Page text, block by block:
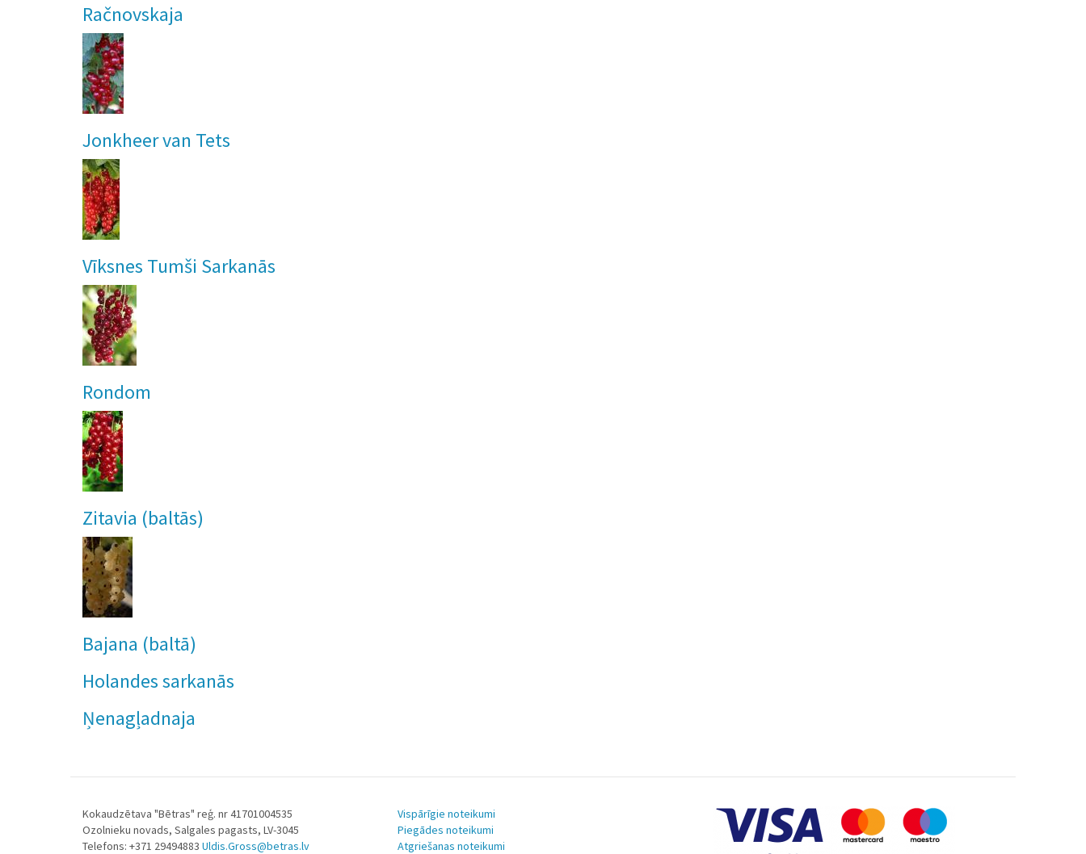
Račnovskaja
Jonkheer van Tets
Vīksnes Tumši Sarkanās
Rondom
Zitavia (baltās)
Bajana (baltā)
Holandes sarkanās
Ņenagļadnaja
Kokaudzētava "Bētras" reģ. nr 41701004535
Ozolnieku novads, Salgales pagasts, LV-3045
Telefons: +371 29494883 Uldis.Gross@betras.lv
Vispārīgie noteikumi
Piegādes noteikumi
Atgriešanas noteikumi